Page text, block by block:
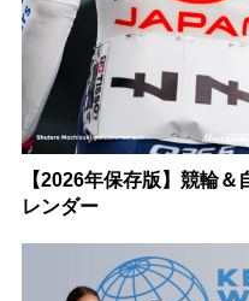
【2026年保存版】競輪
レンダー